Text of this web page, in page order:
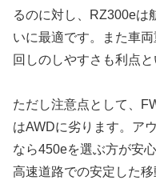
るのに対し、RZ300eは
いに最適です。また車
回しのしやすさも利点と
ただし注意点として、
はAWDに劣ります。ア
なら450eを選ぶ方が安
高速道路での安定した